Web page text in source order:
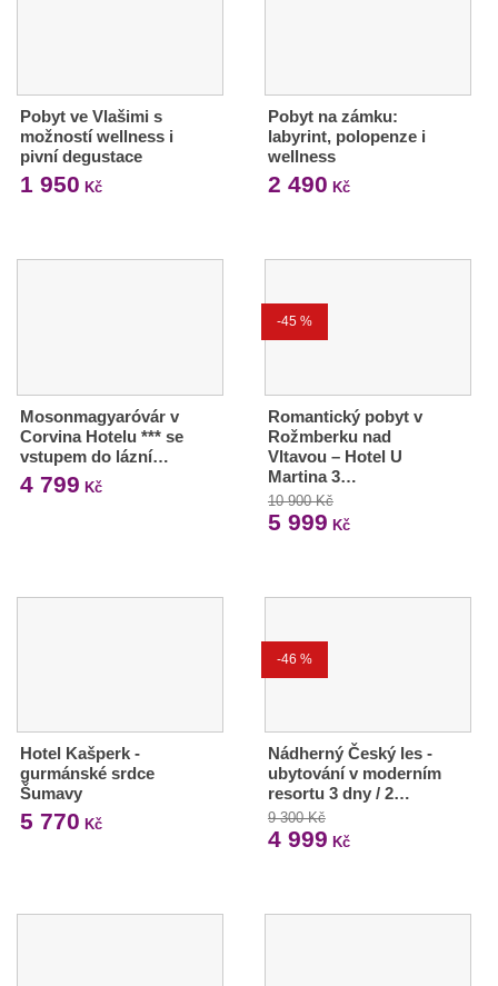
Pobyt ve Vlašimi s
možností wellness i
pivní degustace
1 950 Kč
Pobyt na zámku:
labyrint, polopenze i
wellness
2 490 Kč
Mosonmagyaróvár v
Corvina Hotelu *** se
vstupem do lázní…
4 799 Kč
-45 %
Romantický pobyt v
Rožmberku nad
Vltavou – Hotel U
Martina 3…
10 900 Kč
5 999 Kč
Hotel Kašperk -
gurmánské srdce
Šumavy
5 770 Kč
-46 %
Nádherný Český les -
ubytování v moderním
resortu 3 dny / 2…
9 300 Kč
4 999 Kč